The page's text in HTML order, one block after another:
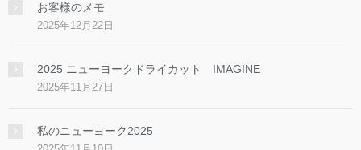
お客様のメモ
2025年12月22日
2025 ニューヨークドライカット IMAGINE
2025年11月27日
私のニューヨーク2025